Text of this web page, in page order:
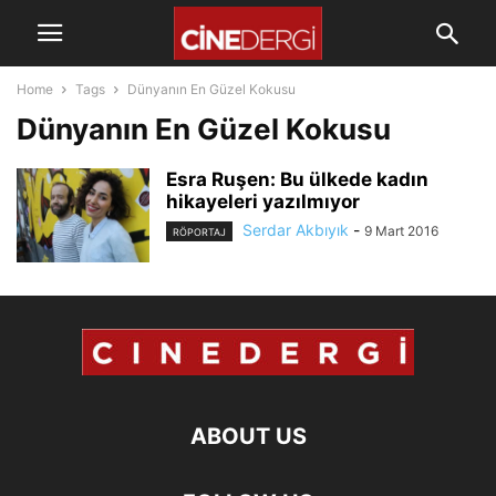
Home Tags Dünyanın En Güzel Kokusu
Dünyanın En Güzel Kokusu
Esra Ruşen: Bu ülkede kadın
hikayeleri yazılmıyor
RÖPORTAJ Serdar Akbıyık - 9 Mart 2016
ABOUT US